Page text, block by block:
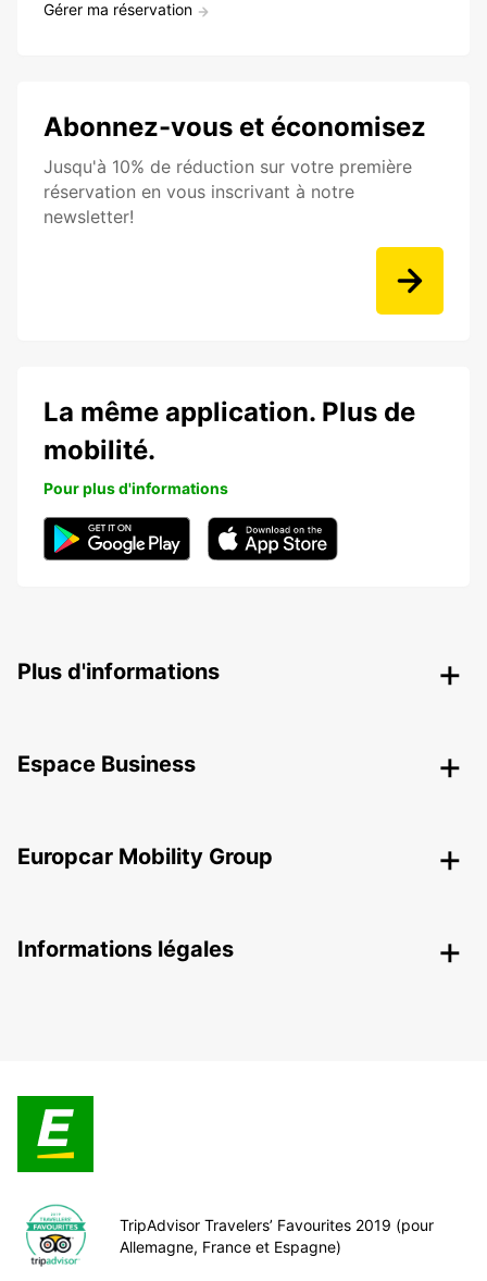
Gérer ma réservation
Abonnez-vous et économisez
Jusqu'à 10% de réduction sur votre première
réservation en vous inscrivant à notre
newsletter!
La même application. Plus de
mobilité.
Pour plus d'informations
Plus d'informations
Espace Business
Europcar Mobility Group
Informations légales
TripAdvisor Travelers’ Favourites 2019 (pour
Allemagne, France et Espagne)